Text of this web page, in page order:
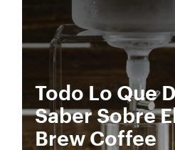
Todo Lo Que
Saber Sobre
Brew Coffee